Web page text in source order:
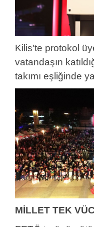
Kilis'te protokol
vatandaşın
takımı eşliğinde
MİLLET TEK